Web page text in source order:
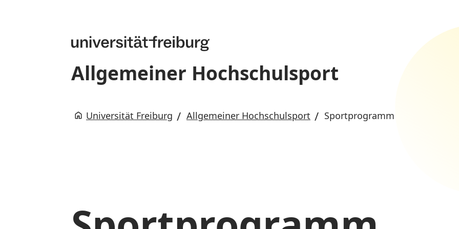
Allgemeiner Hochschulsport
Universität Freiburg Allgemeiner Hochschulsport Sportprogramm